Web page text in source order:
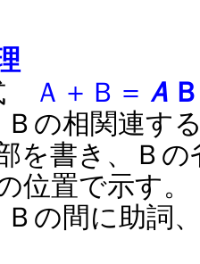
Ａ＋Ｂ＝ Ａ Ｂ
の相関連する
を書き、Ｂ
位置で示す。
の間に助詞、